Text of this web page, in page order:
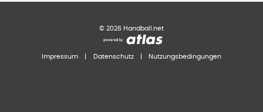
© 2026 Handball.net
Impressum Datenschutz Nutzungsbedingungen